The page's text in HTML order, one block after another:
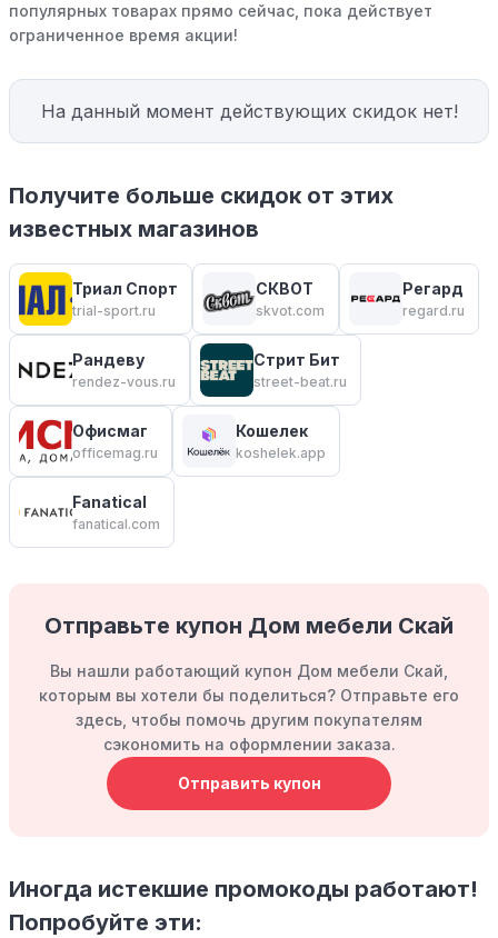
популярных товарах прямо сейчас, пока действует
ограниченное время акции!
На данный момент действующих скидок нет!
Получите больше скидок от этих
известных магазинов
Триал Спорт
trial-sport.ru
СКВОТ
skvot.com
Регард
regard.ru
Рандеву
rendez-vous.ru
Стрит Бит
street-beat.ru
Офисмаг
officemag.ru
Кошелек
koshelek.app
Fanatical
fanatical.com
Отправьте купон Дом мебели Скай
Вы нашли работающий купон Дом мебели Скай,
которым вы хотели бы поделиться? Отправьте его
здесь, чтобы помочь другим покупателям
сэкономить на оформлении заказа.
Отправить купон
Иногда истекшие промокоды работают!
Попробуйте эти: